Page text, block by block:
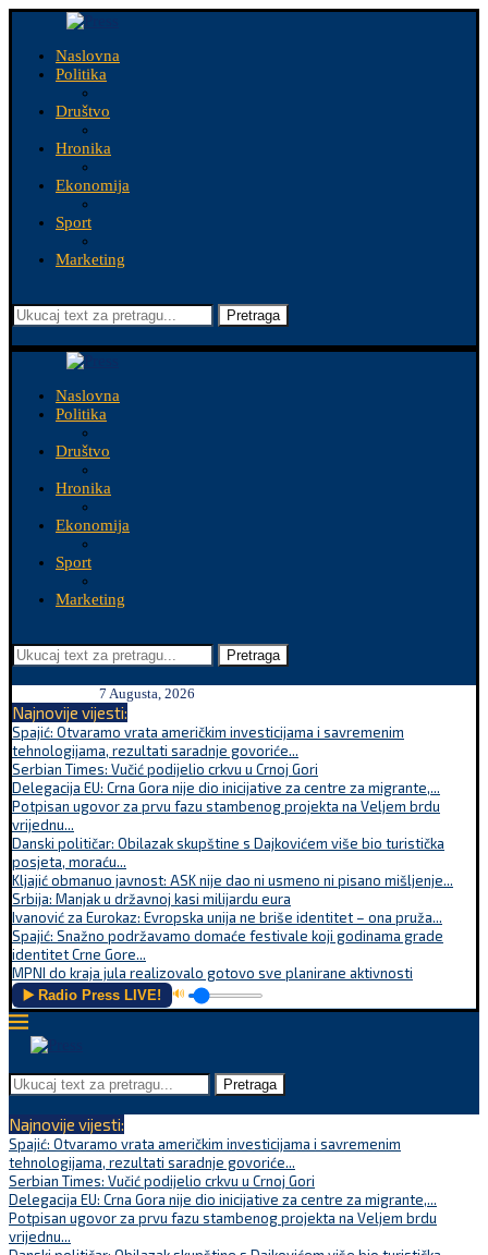
Naslovna
Politika
Društvo
Hronika
Ekonomija
Sport
Marketing
Pretraga
Naslovna
Politika
Društvo
Hronika
Ekonomija
Sport
Marketing
Pretraga
7 Augusta, 2026
Najnovije vijesti:
Spajić: Otvaramo vrata američkim investicijama i savremenim
tehnologijama, rezultati saradnje govoriće...
Serbian Times: Vučić podijelio crkvu u Crnoj Gori
Delegacija EU: Crna Gora nije dio inicijative za centre za migrante,...
Potpisan ugovor za prvu fazu stambenog projekta na Veljem brdu
vrijednu...
Danski političar: Obilazak skupštine s Dajkovićem više bio turistička
posjeta, moraću...
Kljajić obmanuo javnost: ASK nije dao ni usmeno ni pisano mišljenje...
Srbija: Manjak u državnoj kasi milijardu eura
Ivanović za Eurokaz: Evropska unija ne briše identitet – ona pruža...
Spajić: Snažno podržavamo domaće festivale koji godinama grade
identitet Crne Gore...
MPNI do kraja jula realizovalo gotovo sve planirane aktivnosti
▶️ Radio Press LIVE! 🔊
Pretraga
Najnovije vijesti:
Spajić: Otvaramo vrata američkim investicijama i savremenim
tehnologijama, rezultati saradnje govoriće...
Serbian Times: Vučić podijelio crkvu u Crnoj Gori
Delegacija EU: Crna Gora nije dio inicijative za centre za migrante,...
Potpisan ugovor za prvu fazu stambenog projekta na Veljem brdu
vrijednu...